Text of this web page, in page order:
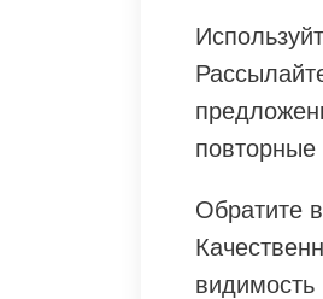
Обратите
видимость